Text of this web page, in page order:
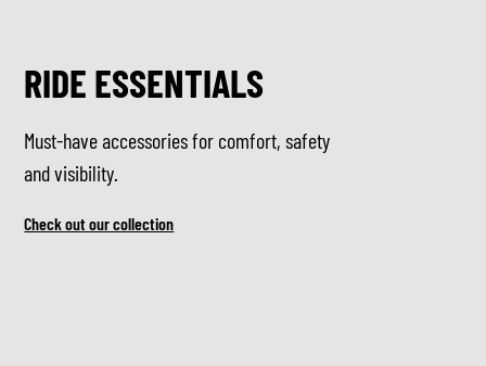
RIDE ESSENTIALS
Must-have accessories for comfort, safety
and visibility.
Check out our collection